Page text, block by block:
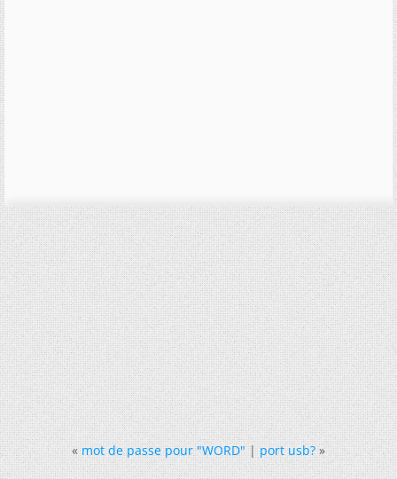
« mot de passe pour "WORD"|port usb? »